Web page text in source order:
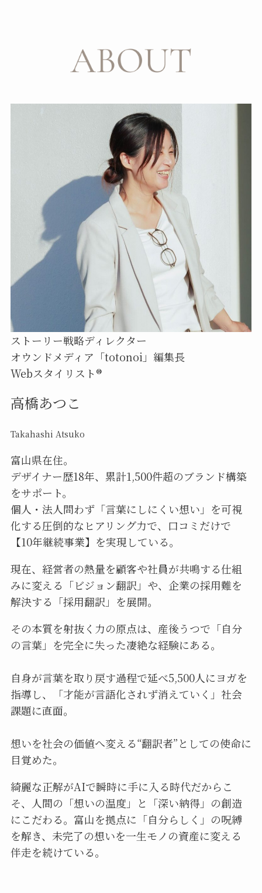
ストーリー戦略ディレクター
オウンドメディア「totonoi」編集長
Webスタイリスト®︎
高橋あつこ
Takahashi Atsuko
富山県在住。
デザイナー歴18年、累計1,500件超のブランド構築
をサポート。
個人・法人問わず「言葉にしにくい想い」を可視
化する圧倒的なヒアリング力で、口コミだけで
【10年継続事業】を実現している。
現在、経営者の熱量を顧客や社員が共鳴する仕組
みに変える「ビジョン翻訳」や、企業の採用難を
解決する「採用翻訳」を展開。
その本質を射抜く力の原点は、産後うつで「自分
の言葉」を完全に失った凄絶な経験にある。
自身が言葉を取り戻す過程で延べ5,500人にヨガを
指導し、「才能が言語化されず消えていく」社会
課題に直面。
想いを社会の価値へ変える“翻訳者”としての使命に
目覚めた。
綺麗な正解がAIで瞬時に手に入る時代だからこ
そ、人間の「想いの温度」と「深い納得」の創造
にこだわる。富山を拠点に「自分らしく」の呪縛
を解き、未完了の想いを一生モノの資産に変える
伴走を続けている。